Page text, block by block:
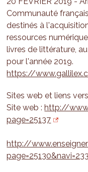
Communauté
destinés à
ressources
livres de littérature,
pour l'année 2019.
https://
Sites web et liens
Site web : http://
page=25137
http://